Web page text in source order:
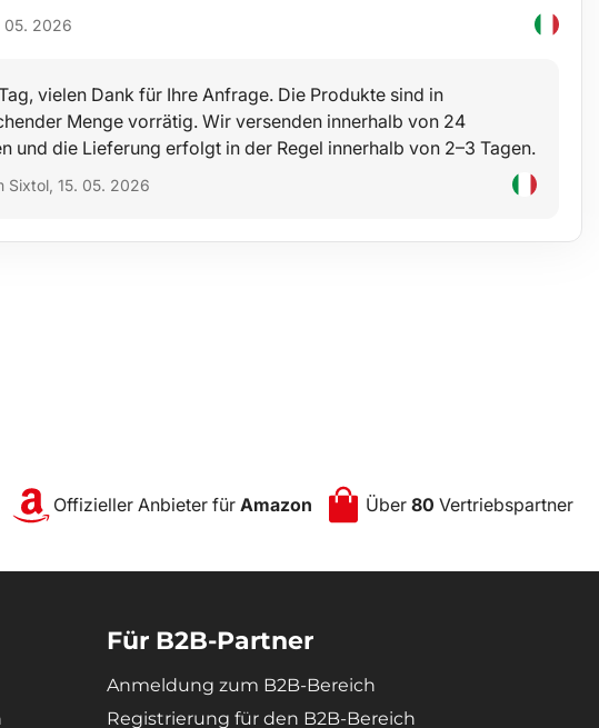
05. 2026
vielen Dank für Ihre Anfrage. Die Produkte sind in
Menge vorrätig. Wir versenden innerhalb von 24
und die Lieferung erfolgt in der Regel innerhalb von 2–3 Tagen.
Sixtol, 15. 05. 2026
Offizieller Anbieter für Amazon Über 80 Vertriebspartner
Für B2B-Partner
Anmeldung zum B2B-Bereich
Registrierung für den B2B-Bereich